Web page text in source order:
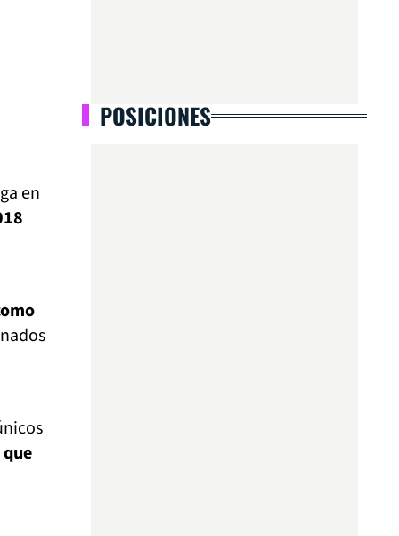
en
que
POSICIONES